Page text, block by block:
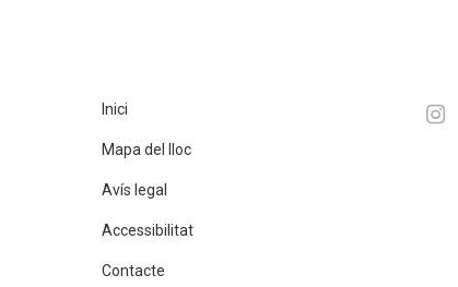
Inici
Mapa del lloc
Avís legal
Accessibilitat
Contacte